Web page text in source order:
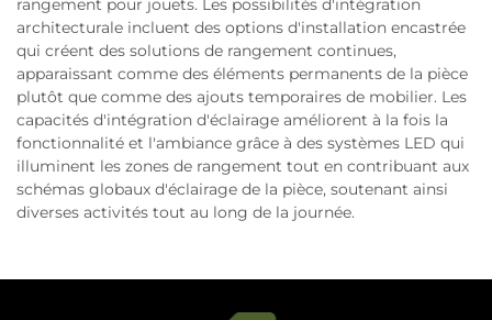
rangement pour jouets. Les possibilités d'intégration
architecturale incluent des options d'installation encastrée
qui créent des solutions de rangement continues,
apparaissant comme des éléments permanents de la pièce
plutôt que comme des ajouts temporaires de mobilier. Les
capacités d'intégration d'éclairage améliorent à la fois la
fonctionnalité et l'ambiance grâce à des systèmes LED qui
illuminent les zones de rangement tout en contribuant aux
schémas globaux d'éclairage de la pièce, soutenant ainsi
diverses activités tout au long de la journée.